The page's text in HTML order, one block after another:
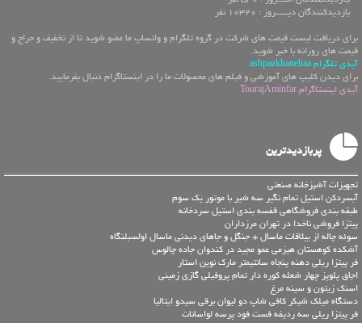
بازدیدکنندگان دیـــــروز : 10320 نفر
برای دریافت لیست قیمت های شرکت در گروه تلگرام و واتساپ ما عضو شوید تا از تخفیف و حراج و
قیمت های روزانه با خبر شوید.
آیدی تلگرام ashpazkhanehaa
برای دیدن کلیپ های آموزشی و فیلم های محصولات ما را در اینستاگرام دنبال بفرمایید.
آیدی اینستاگرام TourajAminfar
پربازدیدترین
تجهیزات آشپزخانه صنعتی
آبسردکن استیل تمام نگیر سه شیر با موتور یک سوم
طبقه بندی فروشگاهی قفسه بندی استیل سردخانه
پیتزا فروشی ناخدا در تهران مرزداران
سوئه چاله از ییلاقات ماسال + جنگل و جاهای دیدنی ماسال اولسبلنگاه
آشکده کوهستان هیزمی عمو مجید در کندوان جاده چالوس
فر پیتزا ریلی دهنه پنجاه سانتیمتر مارک نوین استار
اجاق پلوپز چهار شعله کوره دار تمام پروفیلی گازی زمینی
اسنک زیتون و سینه مرغ
دستگاه میلک شیکر کافی شاپ دو لیوان برقی سیدو ایتالیا
فر پیتزا ریلی سه ردیفه فست فود پرسه لواسانات